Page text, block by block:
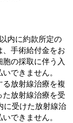
内に約款所定の
手術給付金をお
の採取に伴う入
できません。
放射線治療を複
放射線治療を受
に受けた放射線治
できません。